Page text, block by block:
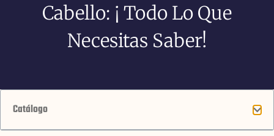
Cabello: ¡ Todo Lo Que
Necesitas Saber!
Catálogo